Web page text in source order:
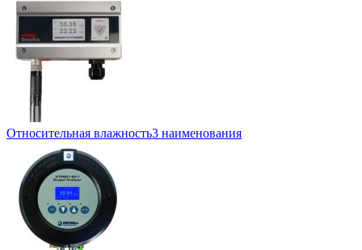
Относительная влажность3 наименования